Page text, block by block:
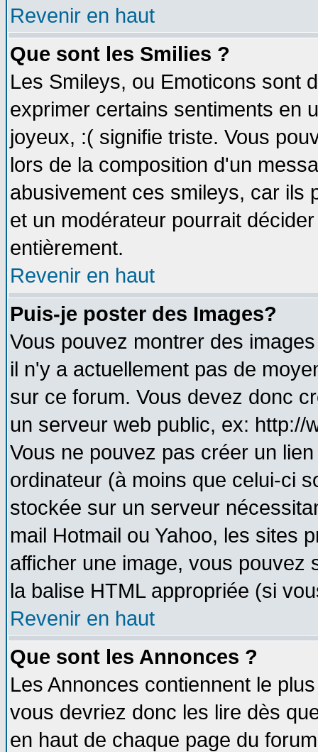
Revenir en haut
Que sont les Smilies ?
Les Smileys, ou Emoticons sont
exprimer certains sentiments en
joyeux, :( signifie triste. Vous
lors de la composition d'un
abusivement ces smileys, car ils
et un modérateur pourrait
entièrement.
Revenir en haut
Puis-je poster des Images?
Vous pouvez montrer des
il n'y a actuellement pas de
sur ce forum. Vous devez donc
un serveur web public, ex: http://
Vous ne pouvez pas créer un
ordinateur (à moins que celui-ci
stockée sur un serveur
mail Hotmail ou Yahoo, les sites
afficher une image, vous pouvez
la balise HTML appropriée (si
Revenir en haut
Que sont les Annonces ?
Les Annonces contiennent le
vous devriez donc les lire dès
en haut de chaque page du